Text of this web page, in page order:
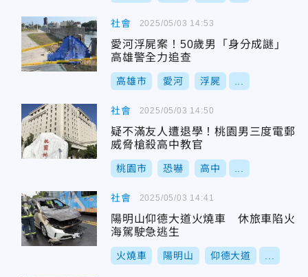
社會
愛河浮屍案！50歲男「身分成謎」
高雄警全力追查
高雄市 愛河 浮屍
2025/05/03 14:53
社會
疑不滿友人遭退學！桃園男三度電郵
威脅槍殺高中教官
桃園市 恐嚇 高中
2025/05/03 14:50
社會
陽明山仰德大道火燒車 休旅車陷火
海駕駛急逃生
火燒車 陽明山 仰德大道
2025/05/03 14:41